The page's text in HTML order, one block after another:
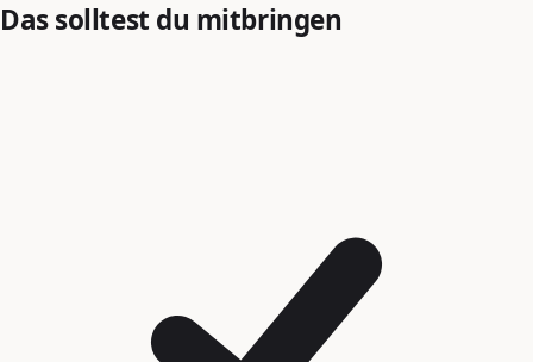
Das solltest du mitbringen